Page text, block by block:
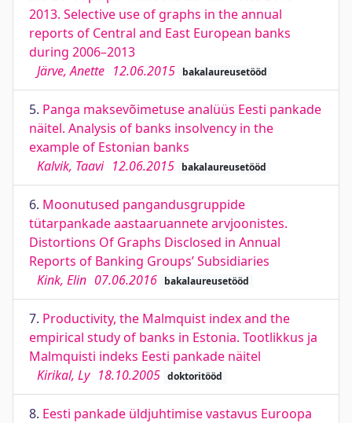
2013. Selective use of graphs in the annual
reports of Central and East European banks
during 2006–2013
Järve, Anette 12.06.2015 bakalaureusetööd
5. Panga maksevõimetuse analüüs Eesti pankade
näitel. Analysis of banks insolvency in the
example of Estonian banks
Kalvik, Taavi 12.06.2015 bakalaureusetööd
6. Moonutused pangandusgruppide
tütarpankade aastaaruannete arvjoonistes.
Distortions Of Graphs Disclosed in Annual
Reports of Banking Groups’ Subsidiaries
Kink, Elin 07.06.2016 bakalaureusetööd
7. Productivity, the Malmquist index and the
empirical study of banks in Estonia. Tootlikkus ja
Malmquisti indeks Eesti pankade näitel
Kirikal, Ly 18.10.2005 doktoritööd
8. Eesti pankade üldjuhtimise vastavus Euroopa